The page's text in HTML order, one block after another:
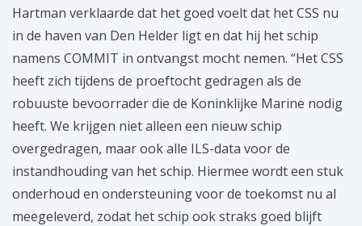
Hartman verklaarde dat het goed voelt dat het CSS nu
in de haven van Den Helder ligt en dat hij het schip
namens COMMIT in ontvangst mocht nemen. “Het CSS
heeft zich tijdens de proeftocht gedragen als de
robuuste bevoorrader die de Koninklijke Marine nodig
heeft. We krijgen niet alleen een nieuw schip
overgedragen, maar ook alle ILS-data voor de
instandhouding van het schip. Hiermee wordt een stuk
onderhoud en ondersteuning voor de toekomst nu al
meegeleverd, zodat het schip ook straks goed blijft